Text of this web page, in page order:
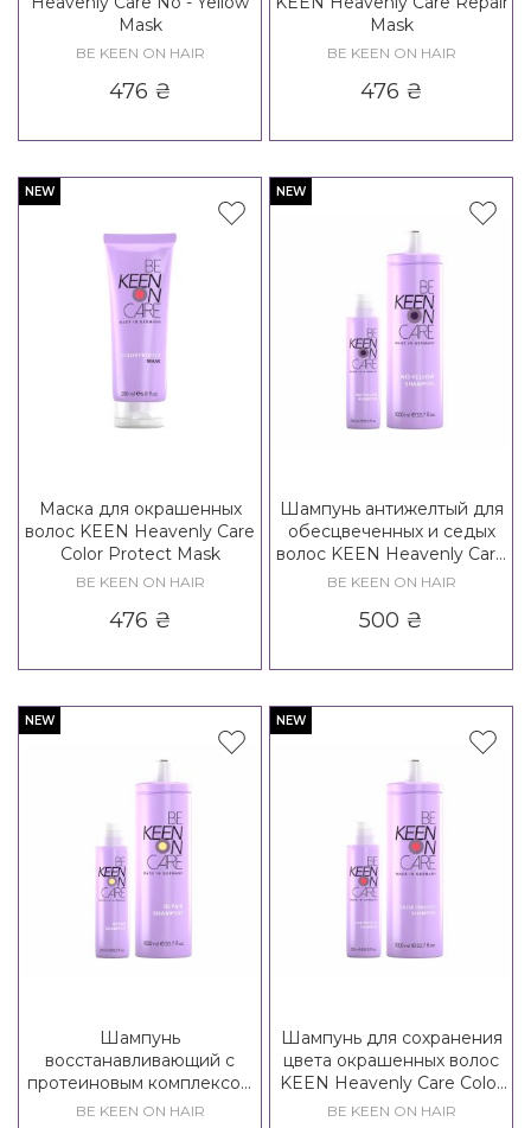
Mask
BE KEEN ON HAIR
476 ₴
Mask
BE KEEN ON HAIR
476 ₴
NEW
Маска для окрашенных
волос KEEN Heavenly Care
Color Protect Mask
BE KEEN ON HAIR
476 ₴
NEW
Шампунь антижелтый для
обесцвеченных и седых
волос KEEN Heavenly Care
No - Yellow Shampoo
BE KEEN ON HAIR
500 ₴
NEW
Шампунь
восстанавливающий с
протеиновым комплексом
KEEN Heavenly Care Repair
BE KEEN ON HAIR
NEW
Шампунь для сохранения
цвета окрашенных волос
KEEN Heavenly Care Color
Protect Shampoo
BE KEEN ON HAIR